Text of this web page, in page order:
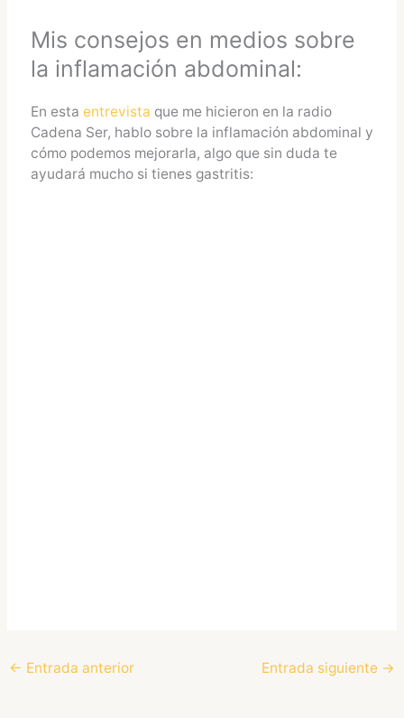
Mis consejos en medios sobre
la inflamación abdominal:
En esta entrevista que me hicieron en la radio
Cadena Ser, hablo sobre la inflamación abdominal y
cómo podemos mejorarla, algo que sin duda te
ayudará mucho si tienes gastritis:
← Entrada anterior Entrada siguiente →